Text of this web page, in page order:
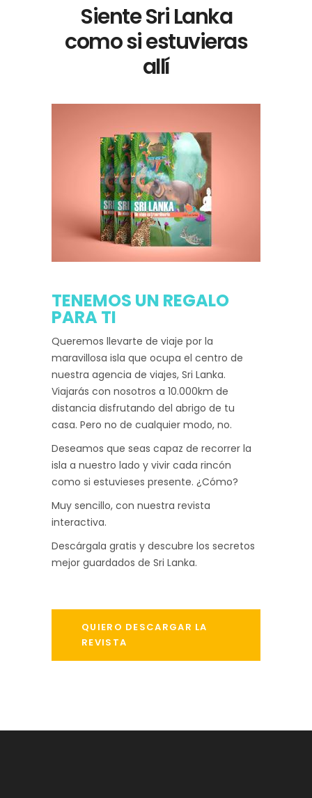
Siente Sri Lanka
como si estuvieras
allí
TENEMOS UN REGALO
PARA TI
Queremos llevarte de viaje por la
maravillosa isla que ocupa el centro de
nuestra agencia de viajes, Sri Lanka.
Viajarás con nosotros a 10.000km de
distancia disfrutando del abrigo de tu
casa. Pero no de cualquier modo, no.
Deseamos que seas capaz de recorrer la
isla a nuestro lado y vivir cada rincón
como si estuvieses presente. ¿Cómo?
Muy sencillo, con nuestra revista
interactiva.
Descárgala gratis y descubre los secretos
mejor guardados de Sri Lanka.
QUIERO DESCARGAR LA
REVISTA